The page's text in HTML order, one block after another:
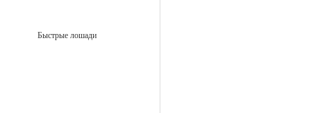
Быстрые лошади